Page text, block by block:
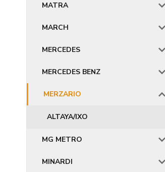
MATRA
MARCH
MERCEDES
MERCEDES BENZ
MERZARIO
ALTAYA/IXO
MG METRO
MINARDI